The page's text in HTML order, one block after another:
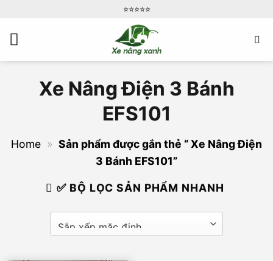
nội
dung
⭐️⭐️⭐️⭐️⭐️
Xe Nâng Điện 3 Bánh
EFS101
Home » Sản phẩm được gắn thẻ “ Xe Nâng Điện
3 Bánh EFS101”
✅ BỘ LỌC SẢN PHẨM NHANH